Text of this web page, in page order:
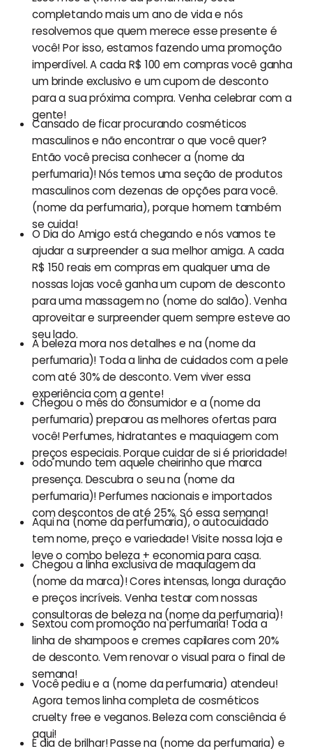
completando mais um ano de vida e nós
resolvemos que quem merece esse presente é
você! Por isso, estamos fazendo uma promoção
imperdível. A cada R$ 100 em compras você ganha
um brinde exclusivo e um cupom de desconto
para a sua próxima compra. Venha celebrar com a
gente!
Cansado de ficar procurando cosméticos
masculinos e não encontrar o que você quer?
Então você precisa conhecer a (nome da
perfumaria)! Nós temos uma seção de produtos
masculinos com dezenas de opções para você.
(nome da perfumaria), porque homem também
se cuida!
O Dia do Amigo está chegando e nós vamos te
ajudar a surpreender a sua melhor amiga. A cada
R$ 150 reais em compras em qualquer uma de
nossas lojas você ganha um cupom de desconto
para uma massagem no (nome do salão). Venha
aproveitar e surpreender quem sempre esteve ao
seu lado.
A beleza mora nos detalhes e na (nome da
perfumaria)! Toda a linha de cuidados com a pele
com até 30% de desconto. Vem viver essa
experiência com a gente!
Chegou o mês do consumidor e a (nome da
perfumaria) preparou as melhores ofertas para
você! Perfumes, hidratantes e maquiagem com
preços especiais. Porque cuidar de si é prioridade!
odo mundo tem aquele cheirinho que marca
presença. Descubra o seu na (nome da
perfumaria)! Perfumes nacionais e importados
com descontos de até 25%. Só essa semana!
Aqui na (nome da perfumaria), o autocuidado
tem nome, preço e variedade! Visite nossa loja e
leve o combo beleza + economia para casa.
Chegou a linha exclusiva de maquiagem da
(nome da marca)! Cores intensas, longa duração
e preços incríveis. Venha testar com nossas
consultoras de beleza na (nome da perfumaria)!
Sextou com promoção na perfumaria! Toda a
linha de shampoos e cremes capilares com 20%
de desconto. Vem renovar o visual para o final de
semana!
Você pediu e a (nome da perfumaria) atendeu!
Agora temos linha completa de cosméticos
cruelty free e veganos. Beleza com consciência é
aqui!
É dia de brilhar! Passe na (nome da perfumaria) e